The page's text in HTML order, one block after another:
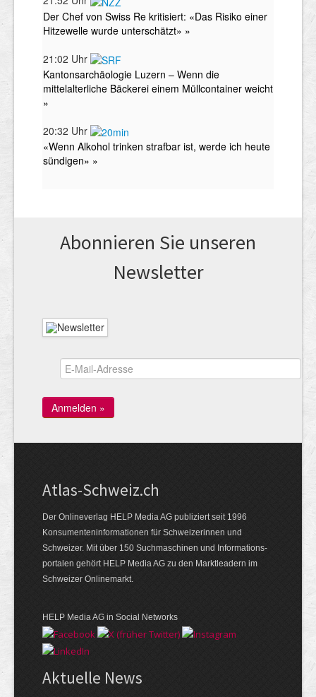
Abonnieren Sie unseren
News­letter
Atlas-Schweiz.ch
Der Onlineverlag HELP Media AG publiziert seit 1996
Konsumenten­infor­mationen für Schwei­zerinnen und
Schweizer. Mit über 150 Such­ma­schinen und Infor­mations­
portalen gehört HELP Media AG zu den Markt­leadern im
Schweizer Onlinemarkt.
HELP Media AG in Social Networks
Aktuelle News